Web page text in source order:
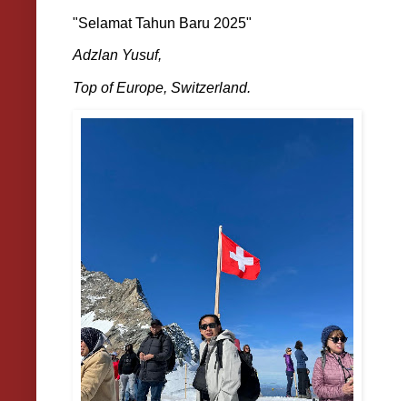
"Selamat Tahun Baru 2025"
Adzlan Yusuf,
Top of Europe, Switzerland.